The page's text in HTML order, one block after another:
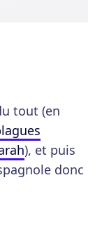
tout (en
), et puis
donc